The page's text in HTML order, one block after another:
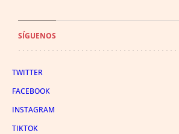
SÍGUENOS
TWITTER
FACEBOOK
INSTAGRAM
TIKTOK